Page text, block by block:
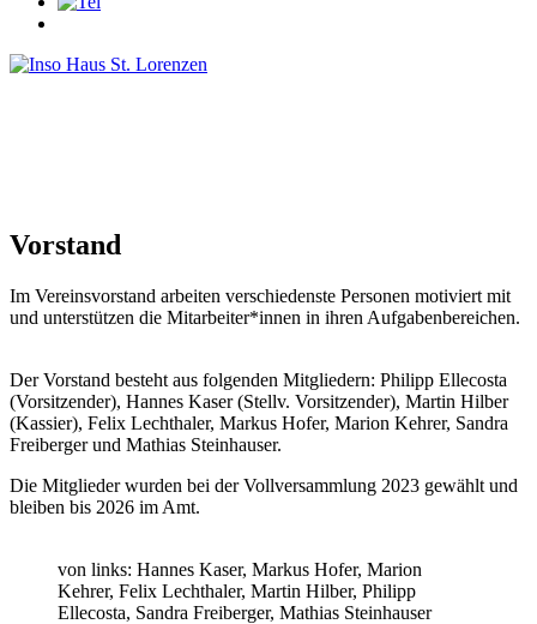
Vorstand
Im Vereinsvorstand arbeiten verschiedenste Personen motiviert mit
und unterstützen die Mitarbeiter*innen in ihren Aufgabenbereichen.
Der Vorstand besteht aus folgenden Mitgliedern: Philipp Ellecosta
(Vorsitzender), Hannes Kaser (Stellv. Vorsitzender), Martin Hilber
(Kassier), Felix Lechthaler, Markus Hofer, Marion Kehrer, Sandra
Freiberger und Mathias Steinhauser.
Die Mitglieder wurden bei der Vollversammlung 2023 gewählt und
bleiben bis 2026 im Amt.
von links: Hannes Kaser, Markus Hofer, Marion
Kehrer, Felix Lechthaler, Martin Hilber, Philipp
Ellecosta, Sandra Freiberger, Mathias Steinhauser